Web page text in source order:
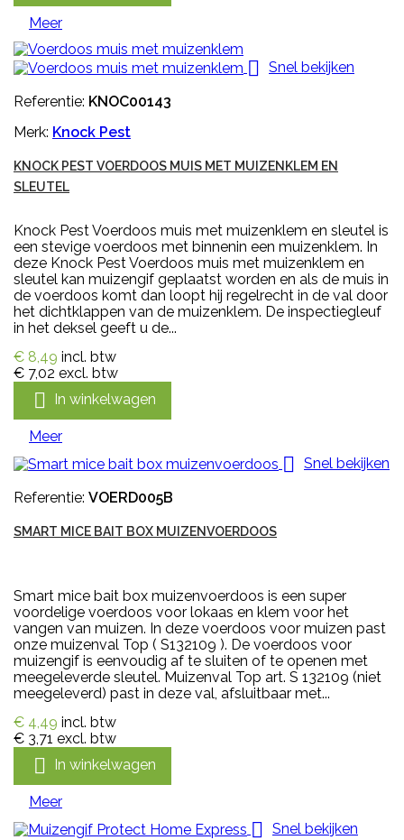
Meer
 Snel bekijken
Referentie: KNOC00143
Merk: Knock Pest
KNOCK PEST VOERDOOS MUIS MET MUIZENKLEM EN
SLEUTEL
Knock Pest Voerdoos muis met muizenklem en sleutel is
een stevige voerdoos met binnenin een muizenklem. In
deze Knock Pest Voerdoos muis met muizenklem en
sleutel kan muizengif geplaatst worden en als de muis in
de voerdoos komt dan loopt hij regelrecht in de val door
het dichtklappen van de muizenklem. De inspectiegleuf
in het deksel geeft u de...
€ 8,49 incl. btw
€ 7,02 excl. btw
 In winkelwagen
Meer
 Snel bekijken
Referentie: VOERD005B
SMART MICE BAIT BOX MUIZENVOERDOOS
Smart mice bait box muizenvoerdoos is een super
voordelige voerdoos voor lokaas en klem voor het
vangen van muizen. In deze voerdoos voor muizen past
onze muizenval Top ( S132109 ). De voerdoos voor
muizengif is eenvoudig af te sluiten of te openen met
meegeleverde sleutel. Muizenval Top art. S 132109 (niet
meegeleverd) past in deze val, afsluitbaar met...
€ 4,49 incl. btw
€ 3,71 excl. btw
 In winkelwagen
Meer
 Snel bekijken